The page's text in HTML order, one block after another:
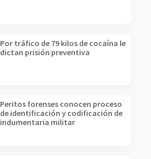
Por tráfico de 79 kilos de cocaína le
dictan prisión preventiva
Peritos forenses conocen proceso
de identificación y codificación de
indumentaria militar